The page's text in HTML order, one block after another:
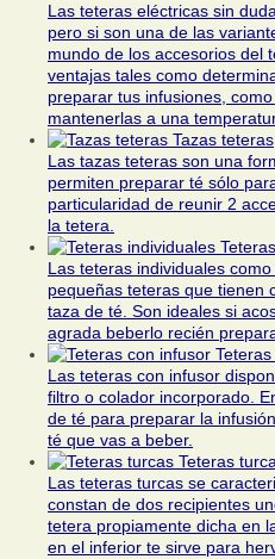
Las teteras eléctricas sin
pero si son una de las
mundo de los accesorios del
ventajas tales como
preparar tus infusiones,
mantenerlas a una
Tazas teteras
Las tazas teteras son una
permiten preparar té sólo
particularidad de reunir 2
la tetera.
Las teteras individuales
pequeñas teteras que tienen
taza de té. Son ideales si
agrada beberlo recién
Las teteras con infusor
filtro o colador incorporado.
de té para preparar la
té que vas a beber.
Teteras
Las teteras turcas se
constan de dos recipientes
tetera propiamente dicha en
en el inferior te sirve para